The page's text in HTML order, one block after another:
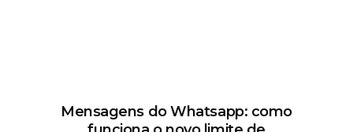
Mensagens do Whatsapp: como